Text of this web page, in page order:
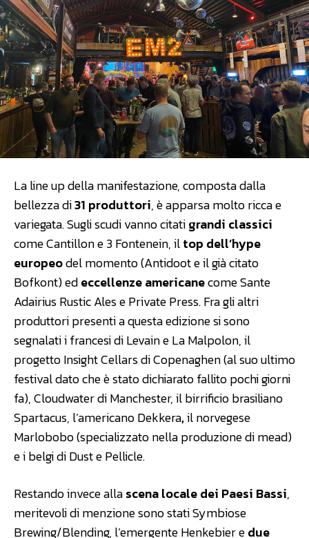
La line up della manifestazione, composta dalla
bellezza di31 produttori, è apparsa molto ricca e
variegata. Sugli scudi vanno citatigrandi classici
come Cantillon e 3 Fontenein, iltop dell’hype
europeodel momento (Antidoot e il già citato
Bofkont) edeccellenze americanecome Sante
Adairius Rustic Ales e Private Press. Fra gli altri
produttori presenti a questa edizione si sono
segnalati i francesi di Levain e La Malpolon, il
progetto Insight Cellars di Copenaghen (al suo ultimo
festival dato che è stato dichiarato fallito pochi giorni
fa), Cloudwater di Manchester, il birrificio brasiliano
Spartacus, l’americano Dekkera,il norvegese
Marlobobo (specializzato nella produzione di mead)
e i belgi di Dust e Pellicle.
Restando invece allascena locale dei Paesi Bassi,
meritevoli di menzione sono stati Symbiose
Brewing/Blending, l’emergente Henkebier edue